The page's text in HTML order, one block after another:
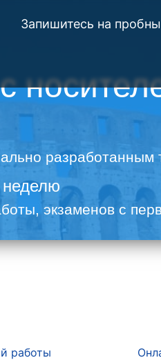
Запишитесь на
неделю
экзаменов с
работы